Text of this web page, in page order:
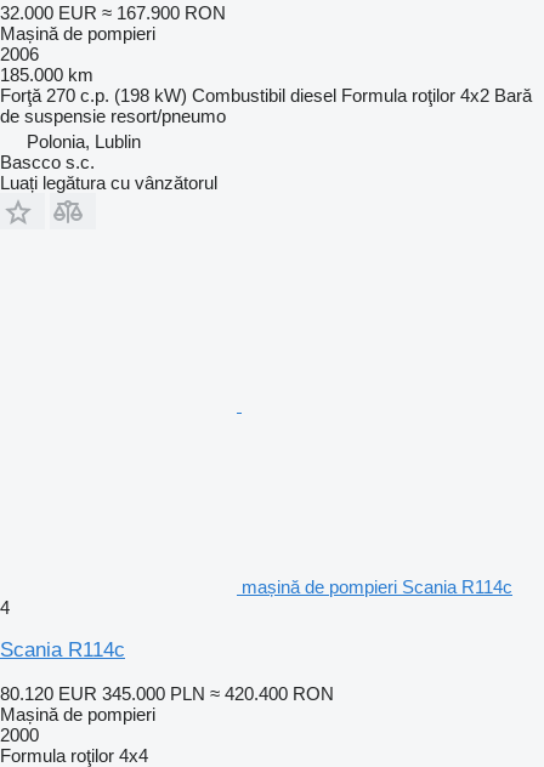
32.000 EUR ≈ 167.900 RON
Mașină de pompieri
2006
185.000 km
Forţă 270 c.p. (198 kW) Combustibil diesel Formula roţilor 4x2 Bară
de suspensie resort/pneumo
Polonia, Lublin
Bascco s.c.
Luați legătura cu vânzătorul
mașină de pompieri Scania R114c
4
Scania R114c
80.120 EUR 345.000 PLN ≈ 420.400 RON
Mașină de pompieri
2000
Formula roţilor 4x4